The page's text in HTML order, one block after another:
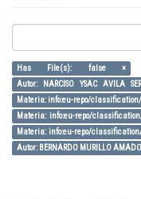
Has File(s): false ×
Autor: NARCISO YSAC AVILA
Materia: info:eu-repo/
Materia: info:eu-repo/
Materia: info:eu-repo/
Autor: BERNARDO MURILLO